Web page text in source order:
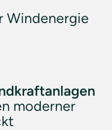
Windenergie
der Windenergie
moderner